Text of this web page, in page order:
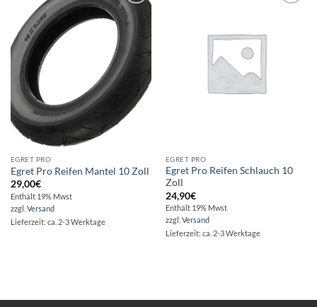
Auf die
Wunschliste
EGRET PRO
Egret Pro Reifen Mantel 10 Zoll
29,00€
Enthält 19% Mwst
zzgl. Versand
Lieferzeit: ca. 2-3 Werktage
EGRET PRO
Egret Pro Reifen Schlauch 10
Zoll
24,90€
Enthält 19% Mwst
zzgl. Versand
Lieferzeit: ca. 2-3 Werktage